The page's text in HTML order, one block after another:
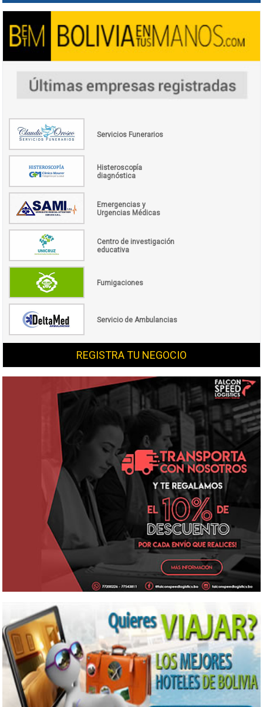
Servicios Funerarios
Histeroscopía
diagnóstica
Emergencias y
Urgencias Médicas
Centro de investigación
educativa
Fumigaciones
Servicio de Ambulancias
REGISTRA TU NEGOCIO